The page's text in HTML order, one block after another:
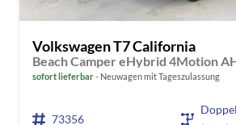
Volkswagen T7 California
sofort lieferbar Neuwagen mit Tageszulassung
73356